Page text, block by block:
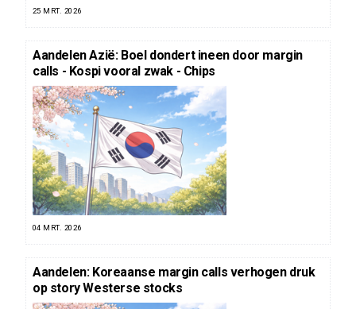
25 MRT. 2026
Aandelen Azië: Boel dondert ineen door margin
calls - Kospi vooral zwak - Chips
04 MRT. 2026
Aandelen: Koreaanse margin calls verhogen druk
op story Westerse stocks